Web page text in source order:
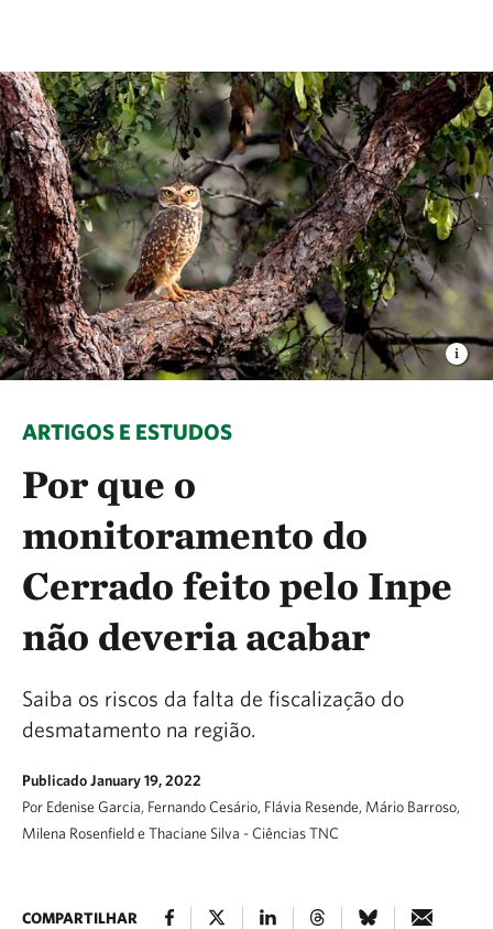
ARTIGOS E ESTUDOS
Por que o
monitoramento do
Cerrado feito pelo Inpe
não deveria acabar
Saiba os riscos da falta de fiscalização do
desmatamento na região.
Publicado January 19, 2022
Por Edenise Garcia, Fernando Cesário, Flávia Resende, Mário Barroso,
Milena Rosenfield e Thaciane Silva - Ciências TNC
COMPARTILHAR